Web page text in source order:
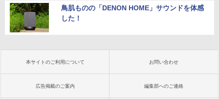
鳥肌ものの「DENON HOME」サウンドを体感
した！
本サイトのご利用について お問い合わせ
広告掲載のご案内 編集部へのご連絡